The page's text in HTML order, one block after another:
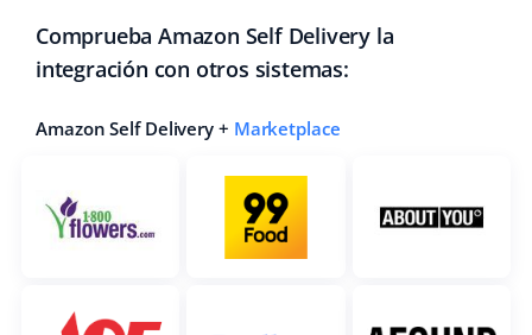
Comprueba Amazon Self Delivery la
integración con otros sistemas:
Amazon Self Delivery + Marketplace